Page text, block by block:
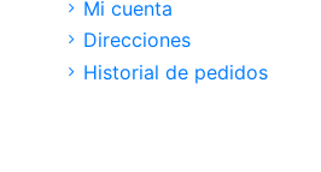
Mi cuenta
Direcciones
Historial de pedidos